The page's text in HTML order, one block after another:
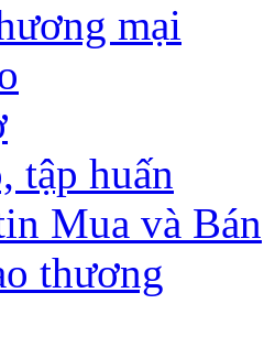
mại
tập huấn
Mua và Bán
thương